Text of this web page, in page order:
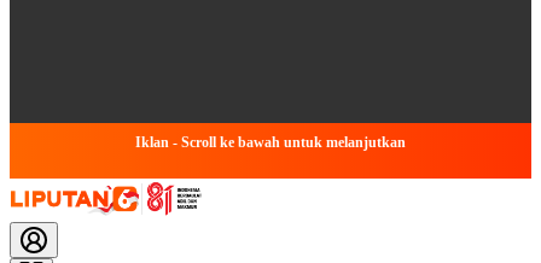
Iklan - Scroll ke bawah untuk melanjutkan